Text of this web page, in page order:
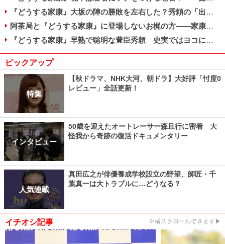
『どうする家康』大坂の陣の勝敗を左右した？秀頼の「出陣」と真田信繫の提言
阿茶局と『どうする家康』に登場しないお梶の方――家康が信頼した2人の側室
『どうする家康』早熟で聡明な豊臣秀頼 史実ではヨコにもでかい巨漢だった？
ピックアップ
特集
【秋ドラマ、NHK大河、朝ドラ】大好評「忖度0
レビュー」全話更新！
インタビュー
50歳を迎えたオートレーサー森且行に密着 大
怪我から奇跡の復活ドキュメンタリー
人気連載
真田広之が俳優養成学校設立の野望、師匠・千
葉真一は大トラブルに…どうなる？
イチオシ記事 ※横スクロールできます▶